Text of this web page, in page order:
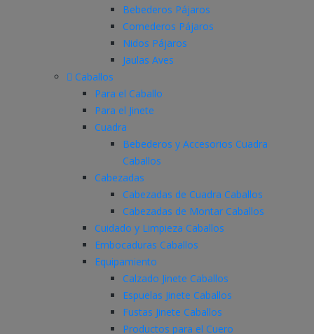
Bebederos Pájaros
Comederos Pájaros
Nidos Pájaros
Jaulas Aves
Caballos
Para el Caballo
Para el Jinete
Cuadra
Bebederos y Accesorios Cuadra
Caballos
Cabezadas
Cabezadas de Cuadra Caballos
Cabezadas de Montar Caballos
Cuidado y Limpieza Caballos
Embocaduras Caballos
Equipamiento
Calzado Jinete Caballos
Espuelas Jinete Caballos
Fustas Jinete Caballos
Productos para el Cuero